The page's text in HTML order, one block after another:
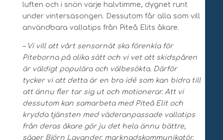
luften och i snön varje halvtimme, dygnet runt
under vintersäsongen. Dessutom får alla som vill
användbara vallatips från Piteå Elits åkare.
– Vi vill att vårt sensornät ska förenkla för
Piteborna på olika sätt och vi vet att skidspåren
är väldigt populära och välbesökta. Därför
tycker vi att detta är en bra idé som kan bidra till
att ännu fler tar sig ut och motionerar. Att vi
dessutom kan samarbeta med Piteå Elit och
krydda tjänsten med väderanpassade vallatips
från deras åkare gör ju det hela ännu bättre,
säger Björn Lavander, marknadskommunikatör.